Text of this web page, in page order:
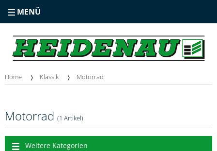
MENÜ
Home Klassik Motorrad
Motorrad (1 Artikel)
Weitere Kategorien